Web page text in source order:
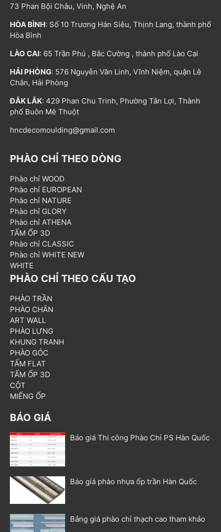
73 Phan Bội Châu, Vinh, Nghệ An
HÒA BÌNH: Số 10 Trương Hán Siêu, Thịnh Lang, thành phố
Hòa Bình
LÀO CAI: 65 Trần Phú , Bắc Cường , thành phố Lào Cai
HẢI PHÒNG: 576 Nguyễn Văn Linh, Vĩnh Niệm, quận Lê
Chân, Hải Phòng
ĐẮK LẮK: 429 Phan Chu Trinh, Phường Tân Lợi, Thành
phố Buôn Mê Thuột
hncdecomoulding@gmail.com
PHÀO CHỈ THEO DÒNG
Phào chỉ WOOD
Phào chỉ EUROPEAN
Phào chỉ NATURE
Phào chỉ GLORY
Phào chỉ ATHENA
TẤM ỐP 3D
Phào chỉ CLASSIC
Phào chỉ WHITE NEW
WHITE
PHÀO CHỈ THEO CẤU TẠO
PHÀO TRẦN
PHÀO CHÂN
ART WALL
PHÀO LƯNG
KHUNG TRANH
PHÀO GÓC
TẤM FLAT
TẤM ỐP 3D
CỘT
MIẾNG ỐP
BÁO GIÁ
Báo giá Thi công Phào Chỉ PS Hàn Quốc
Báo giá phào nhựa ốp trần Hàn Quốc
Bảng giá phào chỉ thạch cao tham khảo